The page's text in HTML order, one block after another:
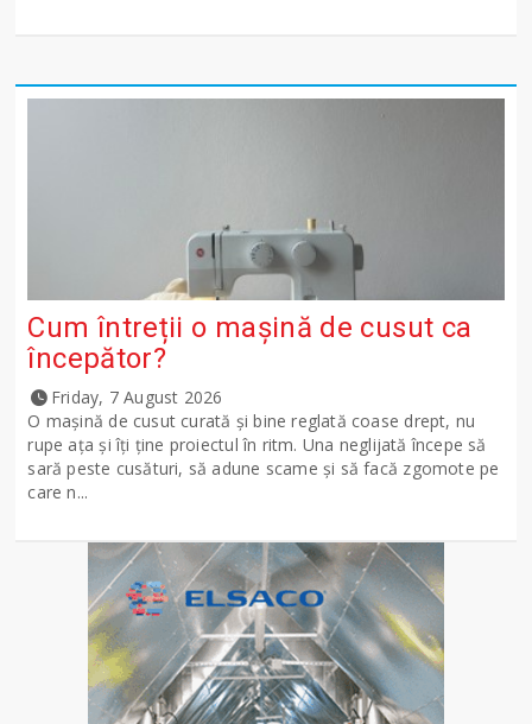
Cum întreții o mașină de cusut ca
începător?
Friday, 7 August 2026
O mașină de cusut curată și bine reglată coase drept, nu
rupe ața și îți ține proiectul în ritm. Una neglijată începe să
sară peste cusături, să adune scame și să facă zgomote pe
care n...